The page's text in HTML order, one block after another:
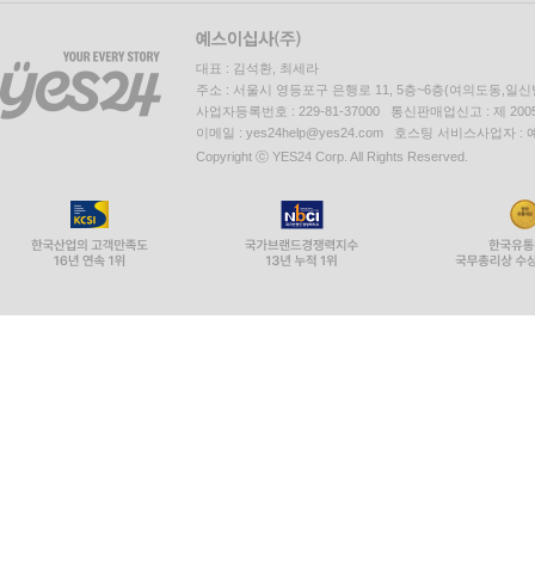
대표 : 김석환, 최세라
주소 : 서울시 영등포구 은행로 11, 5층~6층(여의도동,일신
사업자등록번호 : 229-81-37000 통신판매업신고 : 제
이메일 : yes24help@yes24.com 호스팅 서비스사업자 :
Copyright ⓒ YES24 Corp. All Rights Reserved.